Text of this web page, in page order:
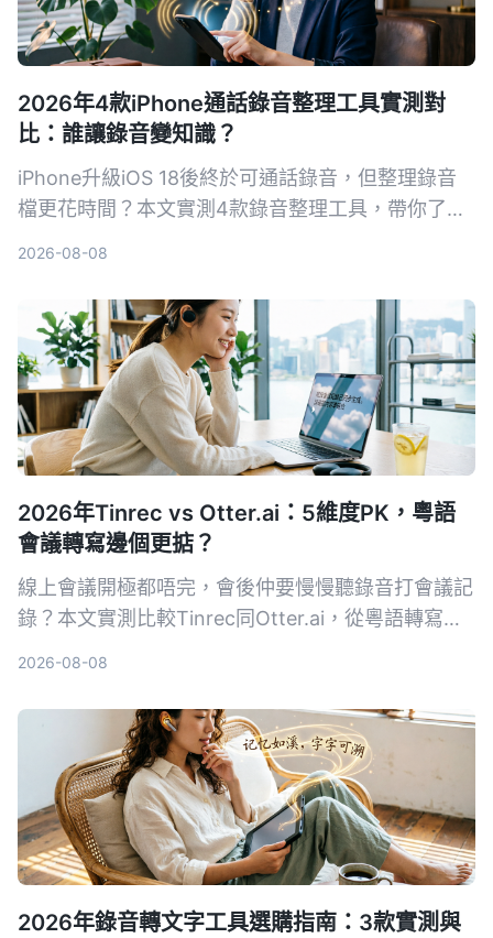
2026年4款iPhone通話錄音整理工具實測對
比：誰讓錄音變知識？
iPhone升級iOS 18後終於可通話錄音，但整理錄音
檔更花時間？本文實測4款錄音整理工具，帶你了解
2026-08-08
2026年Tinrec vs Otter.ai：5維度PK，粵語
會議轉寫邊個更掂？
線上會議開極都唔完，會後仲要慢慢聽錄音打會議記
錄？本文實測比較Tinrec同Otter.ai，從粵語轉寫、
2026-08-08
2026年錄音轉文字工具選購指南：3款實測與